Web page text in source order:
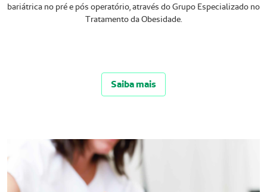
bariátrica no pré e pós operatório, através do Grupo Especializado no
Tratamento da Obesidade.
Saiba mais